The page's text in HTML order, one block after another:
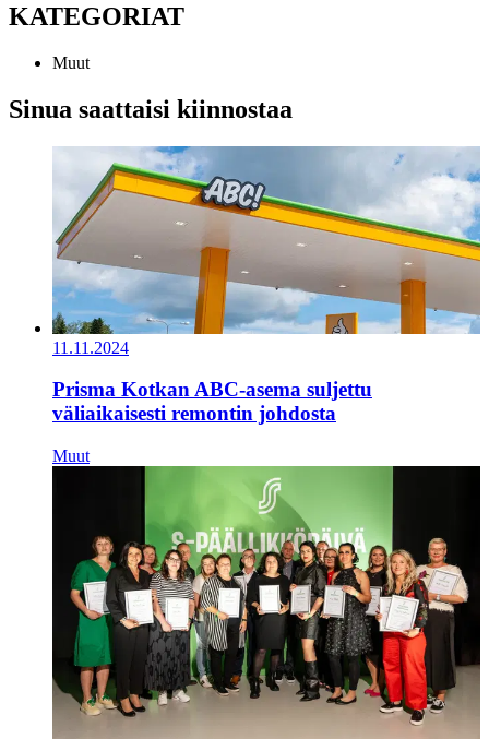
KATEGORIAT
Muut
Sinua saattaisi kiinnostaa
11.11.2024
Prisma Kotkan ABC-asema suljettu
väliaikaisesti remontin johdosta
Muut